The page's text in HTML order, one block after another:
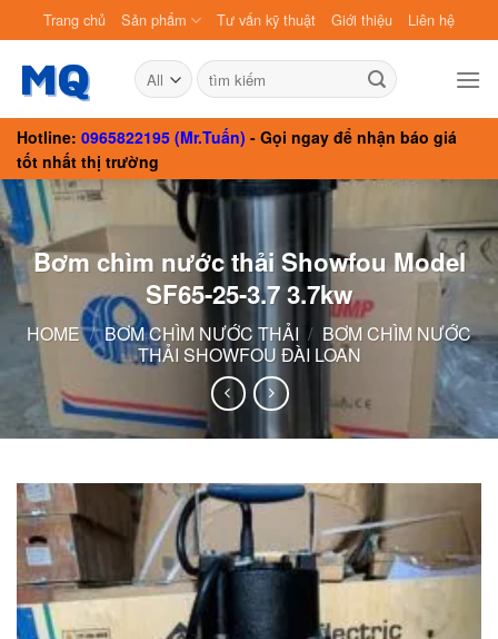
to
content
Trang chủ Sản phẩm Tư vấn kỹ thuật Giới thiệu Liên hệ
Search
for:
Hotline: 0965822195 (Mr.Tuấn) - Gọi ngay để nhận báo giá
tốt nhất thị trường
Bơm chìm nước thải Showfou Model
SF65-25-3.7 3.7kw
HOME / BƠM CHÌM NƯỚC THẢI / BƠM CHÌM NƯỚC
THẢI SHOWFOU ĐÀI LOAN